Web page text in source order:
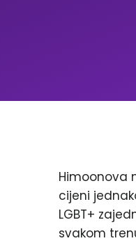
Himoonova
cijeni
LGBT+
svakom